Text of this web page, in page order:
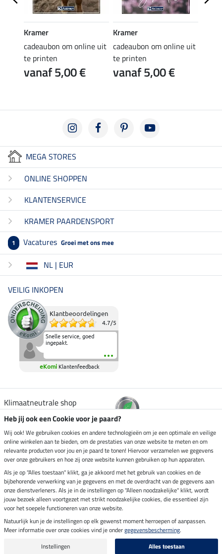
Kramer
cadeaubon om online uit
te printen
vanaf 5,00 €
Kramer
cadeaubon om online uit
te printen
vanaf 5,00 €
MEGA STORES
ONLINE SHOPPEN
KLANTENSERVICE
KRAMER PAARDENSPORT
1 Vacatures Groei met ons mee
NL | EUR
VEILIG INKOPEN
Klantbeoordelingen
4.7/5
Snelle service, goed
ingepakt.
eKomi Klantenfeedback
Klimaatneutrale shop
Verzending per
Veilig betalen met
Impressum
Laatste update op 07.08.2026 om 14:39 uur
Alle prijzen in euro's, incl. BTW, excl. verzendkosten.
Heb jij ook een Cookie voor je paard?
Wij ook! We gebruiken cookies en andere technologieën om je een optimale en veilige
online winkelen aan te bieden, om de prestaties van onze website te meten en om
relevante producten voor jou en je paard te tonen! Hiervoor verzamelen we gegevens
over onze gebruikers en hoe zij onze website kunnen gebruiken op hun apparaten.
Als je op "Alles toestaan" klikt, ga je akkoord met het gebruik van cookies en de
bijbehorende verwerking van je gegevens en met de overdracht van de gegevens aan
onze dienstverleners. Als je in de instellingen op "Alleen noodzakelijke" klikt, wordt
jouw bezoek alleen voortgezet met strikt noodzakelijke cookies, die essentieel zijn
voor het soepele functioneren van onze website.
Natuurlijk kun je de instellingen op elk gewenst moment herroepen of aanpassen.
Meer informatie over onze cookies vind je ondergegevensbescherming.
Instellingen
Alles toestaan